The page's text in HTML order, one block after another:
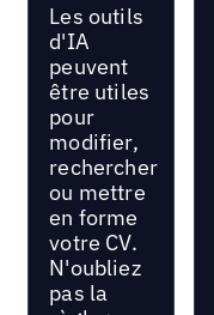
Les outils
d'IA
peuvent
être utiles
pour
modifier,
rechercher
ou mettre
en forme
votre CV.
N'oubliez
pas la